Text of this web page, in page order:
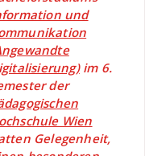
und
im 6.
der
Wien
Gelegenheit,